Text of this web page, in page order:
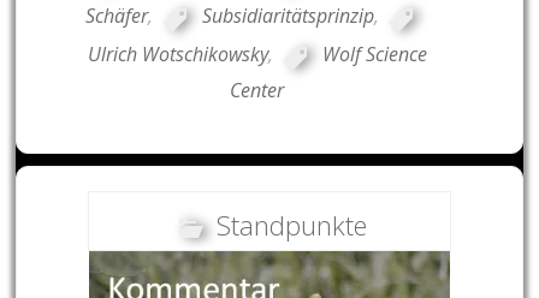
Schäfer, Subsidiaritätsprinzip,
Ulrich Wotschikowsky,
Wolf Science
Center
Standpunkte